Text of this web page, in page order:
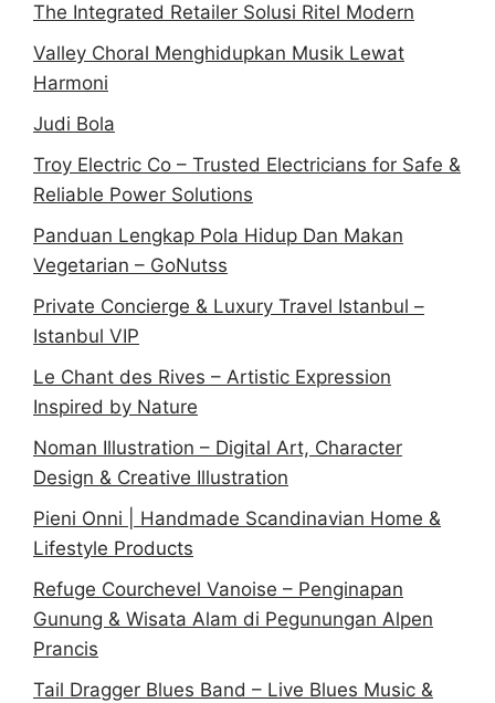
The Integrated Retailer Solusi Ritel Modern
Valley Choral Menghidupkan Musik Lewat
Harmoni
Judi Bola
Troy Electric Co – Trusted Electricians for Safe &
Reliable Power Solutions
Panduan Lengkap Pola Hidup Dan Makan
Vegetarian – GoNutss
Private Concierge & Luxury Travel Istanbul –
Istanbul VIP
Le Chant des Rives – Artistic Expression
Inspired by Nature
Noman Illustration – Digital Art, Character
Design & Creative Illustration
Pieni Onni | Handmade Scandinavian Home &
Lifestyle Products
Refuge Courchevel Vanoise – Penginapan
Gunung & Wisata Alam di Pegunungan Alpen
Prancis
Tail Dragger Blues Band – Live Blues Music &